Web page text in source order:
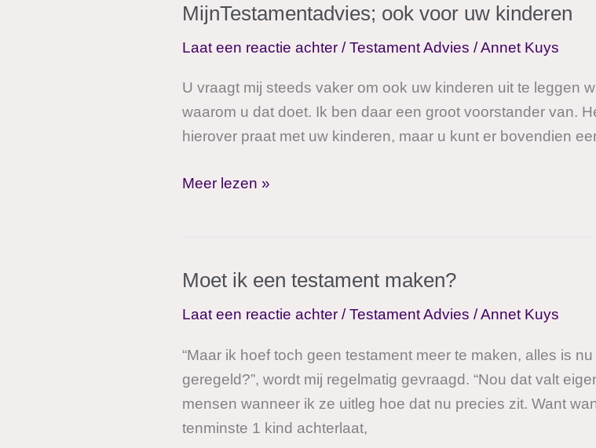
MijnTestamentadvies; ook voor uw kinderen
Laat een reactie achter /Testament Advies /Annet Kuys
U vraagt mij steeds vaker om ook uw kinderen uit te leggen
waarom u dat doet. Ik ben daar een groot voorstander van.
hierover praat met uw kinderen, maar u kunt er bovendien
MijnTestamentadvies;
kinderen
Meer lezen »
Moet ik een testament maken?
Laat een reactie achter /Testament Advies /Annet Kuys
“Maar ik hoef toch geen testament meer te maken, alles is
geregeld?”, wordt mij regelmatig gevraagd. “Nou dat valt
mensen wanneer ik ze uitleg hoe dat nu precies zit. Want
tenminste 1 kind achterlaat,